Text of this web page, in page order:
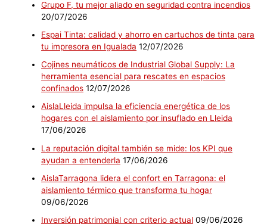
Grupo F, tu mejor aliado en seguridad contra incendios
20/07/2026
Espai Tinta: calidad y ahorro en cartuchos de tinta para
tu impresora en Igualada 12/07/2026
Cojines neumáticos de Industrial Global Supply: La
herramienta esencial para rescates en espacios
confinados 12/07/2026
AislaLleida impulsa la eficiencia energética de los
hogares con el aislamiento por insuflado en Lleida
17/06/2026
La reputación digital también se mide: los KPI que
ayudan a entenderla 17/06/2026
AislaTarragona lidera el confort en Tarragona: el
aislamiento térmico que transforma tu hogar
09/06/2026
Inversión patrimonial con criterio actual 09/06/2026